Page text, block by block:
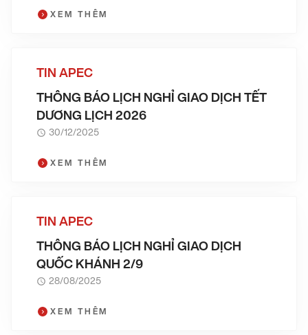
XEM THÊM
TIN APEC
THÔNG BÁO LỊCH NGHỈ GIAO DỊCH TẾT
DƯƠNG LỊCH 2026
30/12/2025
XEM THÊM
TIN APEC
THÔNG BÁO LỊCH NGHỈ GIAO DỊCH
QUỐC KHÁNH 2/9
28/08/2025
XEM THÊM